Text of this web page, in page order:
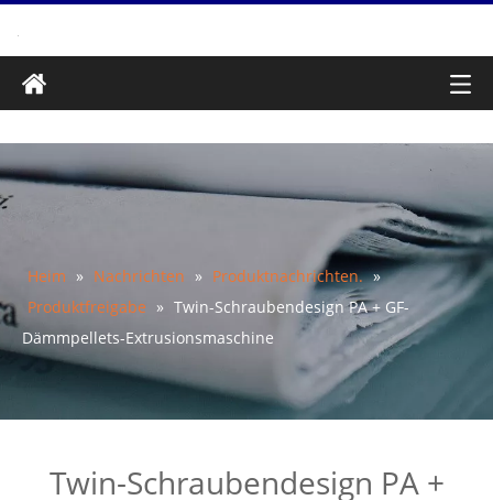
Heim » Nachrichten » Produktnachrichten. »
Produktfreigabe » Twin-Schraubendesign PA + GF-
Dämmpellets-Extrusionsmaschine
Twin-Schraubendesign PA +